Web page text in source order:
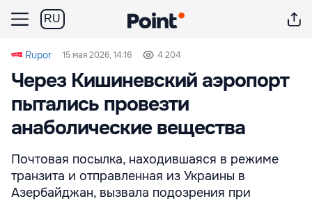
RU
Rupor 15 мая 2026, 14:16 4 204
Через Кишиневский аэропорт
пытались провезти
анаболические вещества
Почтовая посылка, находившаяся в режиме
транзита и отправленная из Украины в
Азербайджан, вызвала подозрения при